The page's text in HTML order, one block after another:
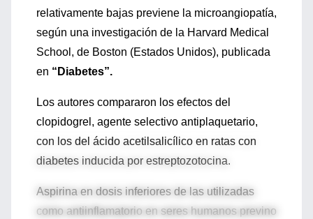
relativamente bajas previene la microangiopatía,
según una investigación de la Harvard Medical
School, de Boston (Estados Unidos), publicada
en “Diabetes”.
Los autores compararon los efectos del
clopidogrel, agente selectivo antiplaquetario,
con los del ácido acetilsalicílico en ratas con
diabetes inducida por estreptozotocina.
Aspirina en dosis inferiores de las utilizadas
como antiinflamatorio en seres humanos previno